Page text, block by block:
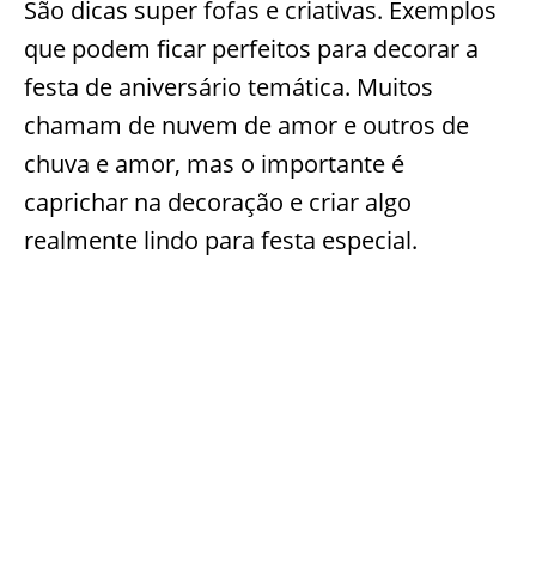
São dicas super fofas e criativas. Exemplos
que podem ficar perfeitos para decorar a
festa de aniversário temática. Muitos
chamam de nuvem de amor e outros de
chuva e amor, mas o importante é
caprichar na decoração e criar algo
realmente lindo para festa especial.